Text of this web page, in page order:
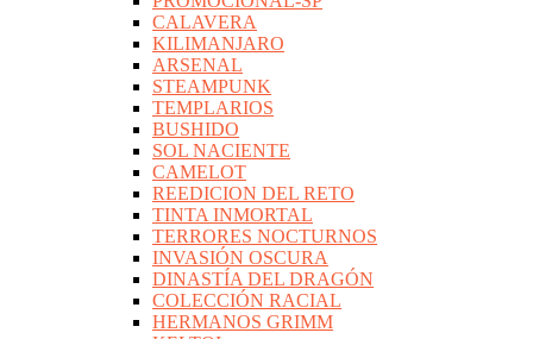
CALAVERA
KILIMANJARO
ARSENAL
STEAMPUNK
TEMPLARIOS
BUSHIDO
SOL NACIENTE
CAMELOT
REEDICION DEL RETO
TINTA INMORTAL
TERRORES NOCTURNOS
INVASIÓN OSCURA
DINASTÍA DEL DRAGÓN
COLECCIÓN RACIAL
HERMANOS GRIMM